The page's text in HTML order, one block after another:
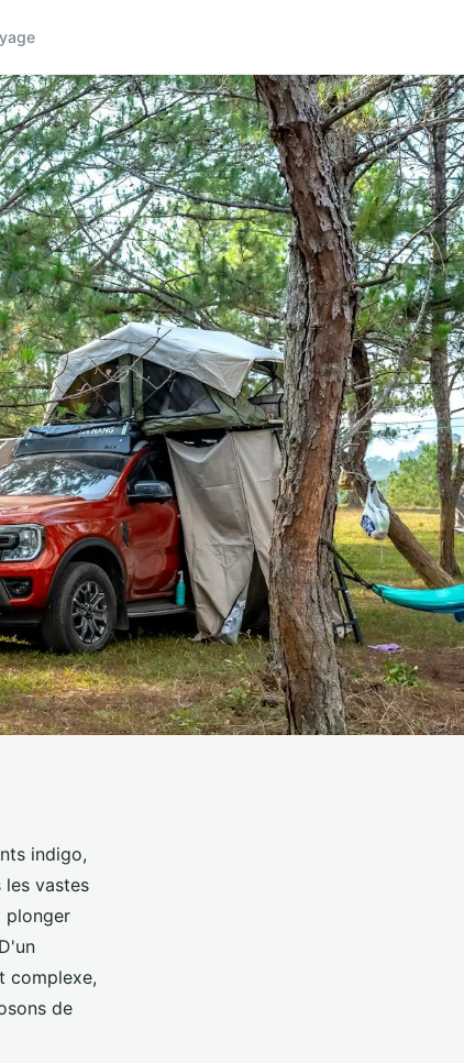
indigo,
les vastes
plonger
complexe,
de